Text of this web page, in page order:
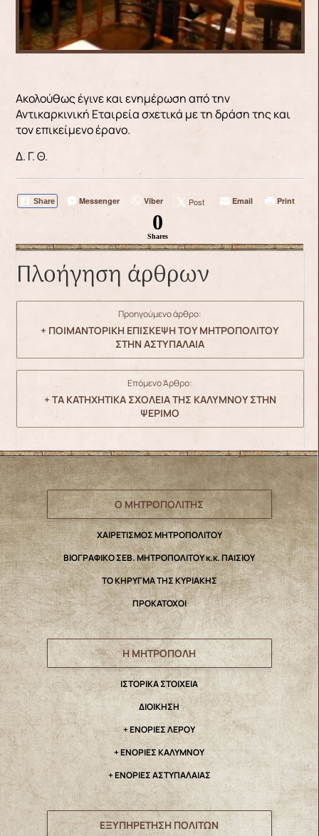
Ακολούθως έγινε και ενημέρωση από την
Αντικαρκινική Εταιρεία σχετικά με τη δράση της και
τον επικείμενο έρανο.
Δ. Γ. Θ.
Share Messenger Viber Post Email Print
0
Shares
Πλοήγηση άρθρων
Προηγούμενο άρθρο:
+ ΠΟΙΜΑΝΤΟΡΙΚΗ ΕΠΙΣΚΕΨΗ ΤΟΥ ΜΗΤΡΟΠΟΛΙΤΟΥ
ΣΤΗΝ ΑΣΤΥΠΑΛΑΙΑ
Επόμενο Άρθρο:
+ ΤΑ ΚΑΤΗΧΗΤΙΚΑ ΣΧΟΛΕΙΑ ΤΗΣ ΚΑΛΥΜΝΟΥ ΣΤΗΝ
ΨΕΡΙΜΟ
Ο ΜΗΤΡΟΠΟΛΙΤΗΣ
ΧΑΙΡΕΤΙΣΜΟΣ ΜΗΤΡΟΠΟΛΙΤΟΥ
ΒΙΟΓΡΑΦΙΚΟ ΣΕΒ. ΜΗΤΡΟΠΟΛΙΤΟΥ κ.κ. ΠΑΙΣΙΟΥ
ΤΟ ΚΗΡΥΓΜΑ ΤΗΣ ΚΥΡΙΑΚΗΣ
ΠΡΟΚΑΤΟΧΟΙ
Η ΜΗΤΡΟΠΟΛΗ
IΣΤΟΡΙΚΑ ΣΤΟΙΧΕΙΑ
ΔΙΟΙΚΗΣΗ
+ ΕΝΟΡΙΕΣ ΛΕΡΟΥ
+ ΕΝΟΡΙΕΣ ΚΑΛΥΜΝΟΥ
+ ΕΝΟΡΙΕΣ ΑΣΤΥΠΑΛΑΙΑΣ
ΕΞΥΠΗΡΕΤΗΣΗ ΠΟΛΙΤΩΝ